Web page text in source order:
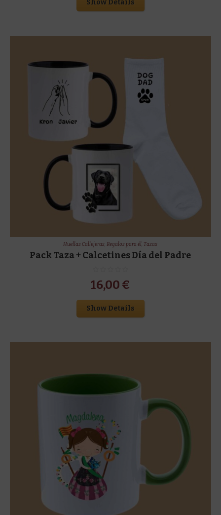
Show Details
Huellas Callejeras,Regalos para él, Tazas
Pack Taza + Calcetines Día del Padre
16,00 €
Show Details